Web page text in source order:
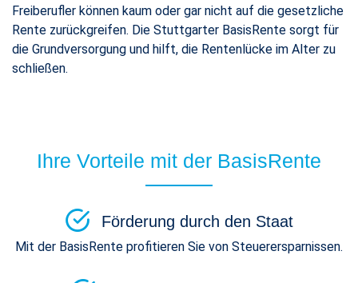
Freiberufler können kaum oder gar nicht auf die gesetzliche
Rente zurückgreifen. Die Stuttgarter BasisRente sorgt für
die Grundversorgung und hilft, die Rentenlücke im Alter zu
schließen.
Ihre Vorteile mit der BasisRente
Förderung durch den Staat
Mit der BasisRente profitieren Sie von Steuerersparnissen.